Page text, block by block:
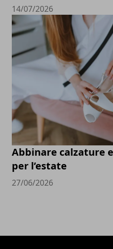
14/07/2026
Abbinare calzature
per l’estate
27/06/2026